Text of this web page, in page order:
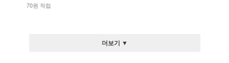
70원 적립
더보기 ▼